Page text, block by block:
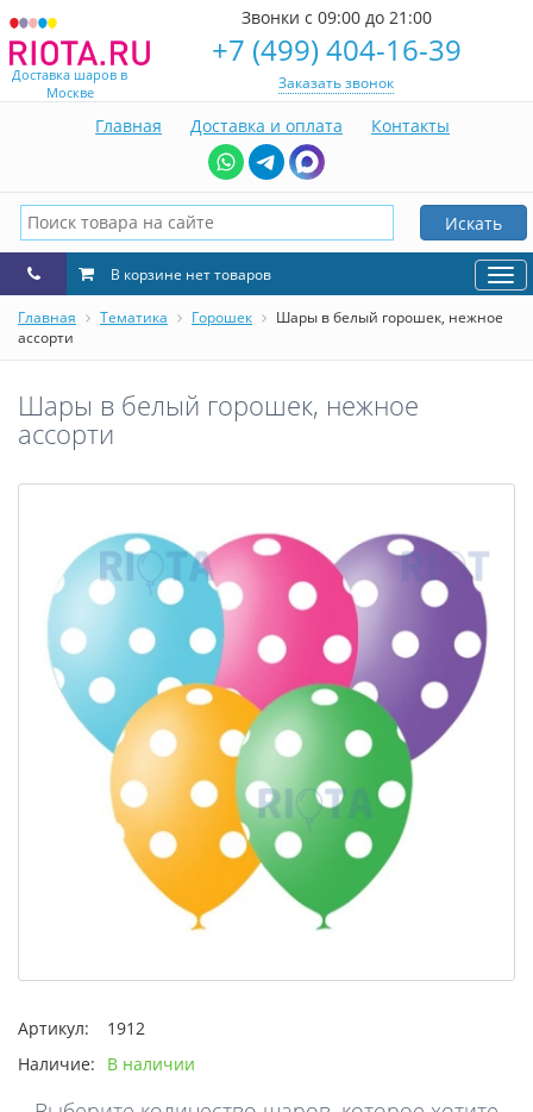
Доставка шаров в
Москве
Звонки с 09:00 до 21:00
+7 (499) 404-16-39
Заказать звонок
Главная Доставка и оплата Контакты
Искать
В корзине нет товаров
Главная Тематика Горошек
Шары в белый горошек, нежное
ассорти
Шары в белый горошек, нежное
ассорти
Артикул:
1912
Наличие:
В наличии